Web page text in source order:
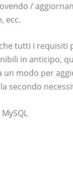
/
ecc.
tutti i requisiti
in anticipo,
un modo per
secondo